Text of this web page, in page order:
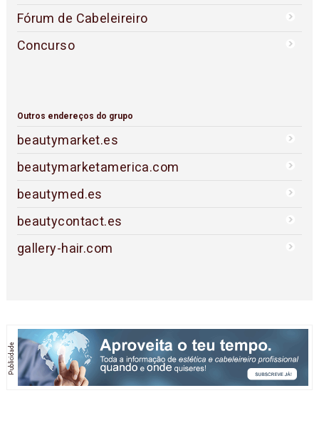
Fórum de Cabeleireiro
Concurso
Outros endereços do grupo
beautymarket.es
beautymarketamerica.com
beautymed.es
beautycontact.es
gallery-hair.com